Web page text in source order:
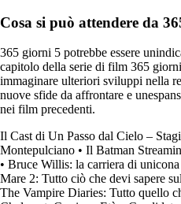
Cosa si può attendere da
365 giorni 5 potrebbe essere
capitolo della serie di film 365
immaginare ulteriori sviluppi nella
nuove sfide da affrontare e
nei film precedenti.
Il Cast di Un Passo dal Cielo –
Montepulciano • Il Batman
• Bruce Willis: la carriera di
Mare 2: Tutto ciò che devi sapere
The Vampire Diaries: Tutto quello